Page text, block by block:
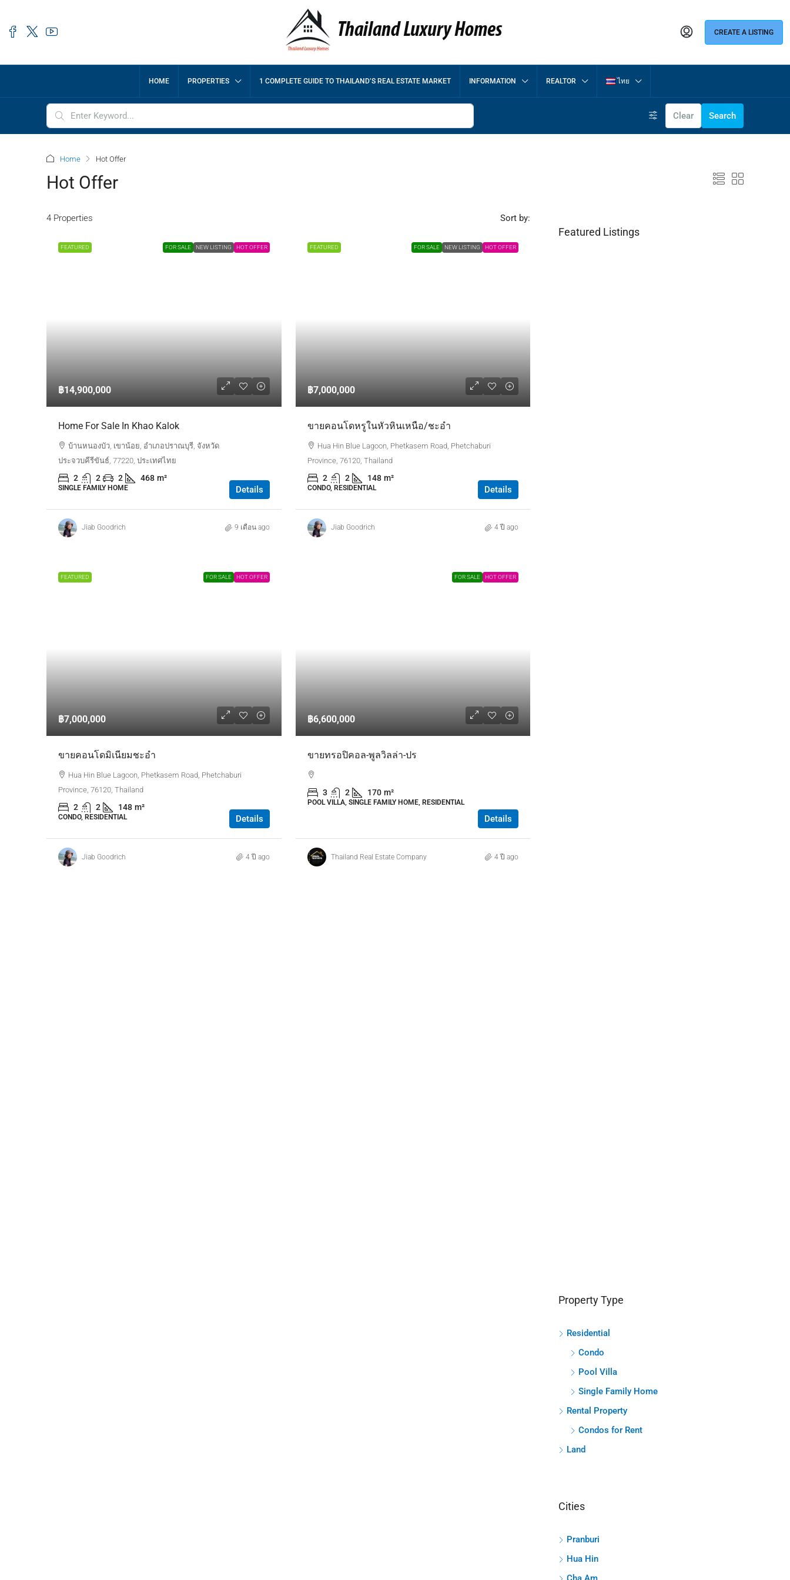
CREATE A LISTING
HOME PROPERTIES 1 COMPLETE GUIDE TO THAILAND’S REAL ESTATE MARKET INFORMATION REALTOR ไทย
Clear Search
Home Hot Offer
Hot Offer
4 Properties Sort by:
FEATURED FOR SALE NEW LISTING HOT OFFER
฿14,900,000
Home For Sale In Khao Kalok
บ้านหนองบัว, เขาน้อย, อำเภอปราณบุรี, จังหวัด
ประจวบคีรีขันธ์, 77220, ประเทศไทย
2 2 2 468 m²
SINGLE FAMILY HOME Details
Jiab Goodrich 9 เดือน ago
FEATURED FOR SALE NEW LISTING HOT OFFER
฿7,000,000
ขายคอนโดหรูในหัวหินเหนือ/ชะอำ
Hua Hin Blue Lagoon, Phetkasem Road, Phetchaburi
Province, 76120, Thailand
2 2 148 m²
CONDO, RESIDENTIAL Details
Jiab Goodrich 4 ปี ago
FEATURED FOR SALE HOT OFFER
฿7,000,000
ขายคอนโดมิเนียมชะอำ
Hua Hin Blue Lagoon, Phetkasem Road, Phetchaburi
Province, 76120, Thailand
2 2 148 m²
CONDO, RESIDENTIAL Details
Jiab Goodrich 4 ปี ago
FOR SALE HOT OFFER
฿6,600,000
ขายทรอปิคอล-พูลวิลล่า-ปร
3 2 170 m²
POOL VILLA, SINGLE FAMILY HOME, RESIDENTIAL
Details
Thailand Real Estate Company 4 ปี ago
Featured Listings
Property Type
Residential
Condo
Pool Villa
Single Family Home
Rental Property
Condos for Rent
Land
Cities
Pranburi
Hua Hin